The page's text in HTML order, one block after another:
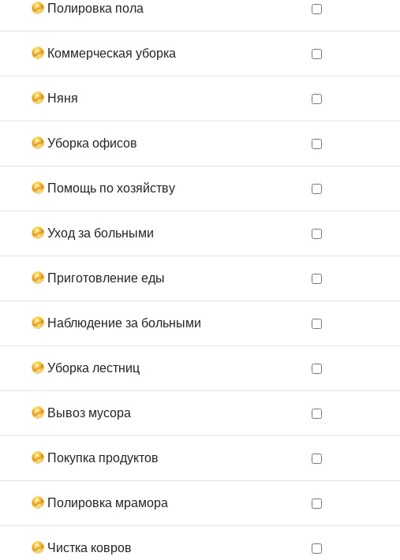
Полировка пола
Коммерческая уборка
Няня
Уборка офисов
Помощь по хозяйству
Уход за больными
Приготовление еды
Наблюдение за больными
Уборка лестниц
Вывоз мусора
Покупка продуктов
Полировка мрамора
Чистка ковров